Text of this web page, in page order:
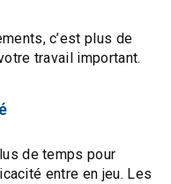
c’est plus de
travail important.
de temps pour
entre en jeu. Les